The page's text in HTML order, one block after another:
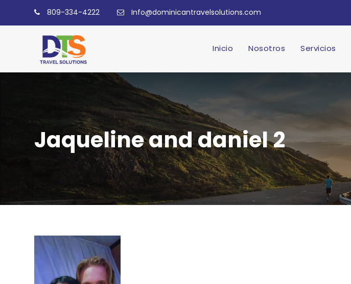
809-334-4222 Info@dominicantravelsolutions.com
Inicio Nosotros Servicios
Jaqueline and daniel 2